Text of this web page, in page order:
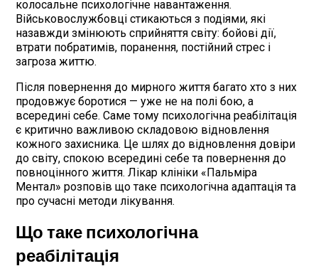
колосальне психологічне навантаження.
Військовослужбовці стикаються з подіями, які
назавжди змінюють сприйняття світу: бойові дії,
втрати побратимів, поранення, постійний стрес і
загроза життю.
Після повернення до мирного життя багато хто з них
продовжує боротися — уже не на полі бою, а
всередині себе. Саме тому психологічна реабілітація
є критично важливою складовою відновлення
кожного захисника. Це шлях до відновлення довіри
до світу, спокою всередині себе та повернення до
повноцінного життя. Лікар клініки «Пальміра
Ментал» розповів що таке психологічна адаптація та
про сучасні методи лікування.
Що таке психологічна
реабілітація